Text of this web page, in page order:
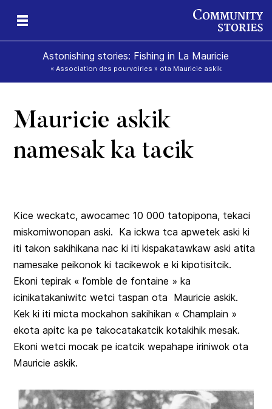
Astonishing stories: Fishing in La Mauricie
« Association des pourvoiries » ota Mauricie askik
Mauricie askik
namesak ka tacik
Kice weckatc, awocamec 10 000 tatopipona, tekaci
miskomiwonopan aski. Ka ickwa tca apwetek aski ki
iti takon sakihikana nac ki iti kispakatawkaw aski atita
namesake peikonok ki tacikewok e ki kipotisitcik.
Ekoni tepirak « l’omble de fontaine » ka
icinikatakaniwitc wetci taspan ota Mauricie askik.
Kek ki iti micta mockahon sakihikan « Champlain »
ekota apitc ka pe takocatakatcik kotakihik mesak.
Ekoni wetci mocak pe icatcik wepahape iriniwok ota
Mauricie askik.